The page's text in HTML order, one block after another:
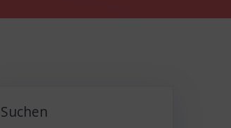
Suchen